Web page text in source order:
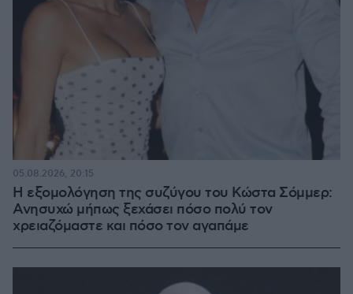
Η εξομολόγηση της συζύγου του Κώστα Σόμμερ:
Ανησυχώ μήπως ξεχάσει πόσο πολύ τον
χρειαζόμαστε και πόσο τον αγαπάμε
05.08.2026, 20:15